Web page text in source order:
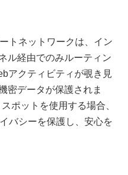
トネットワークは、イン
ル経由でのみルーティン
アクティビティが覗き見
密データが保護されま
ポットを使用する場合、
バシーを保護し、安心を